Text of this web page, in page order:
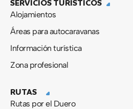
SERVICIOS TURÍSTICOS
Alojamientos
Áreas para autocaravanas
Información turística
Zona profesional
RUTAS
Rutas por el Duero